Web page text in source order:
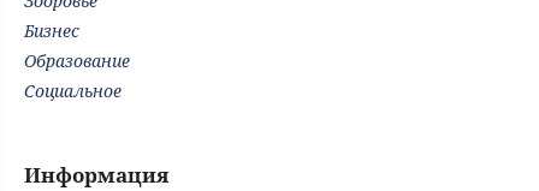
Бизнес
Образование
Социальное
Информация